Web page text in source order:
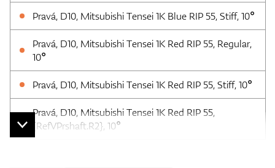
Pravá, D10, Mitsubishi Tensei 1K Blue RIP 55, Stiff, 10°
Pravá, D10, Mitsubishi Tensei 1K Red RIP 55, Regular,
10°
Pravá, D10, Mitsubishi Tensei 1K Red RIP 55, Stiff, 10°
Pravá, D10, Mitsubishi Tensei 1K Red RIP 55,
{RefVPrshaft.R2}, 10°